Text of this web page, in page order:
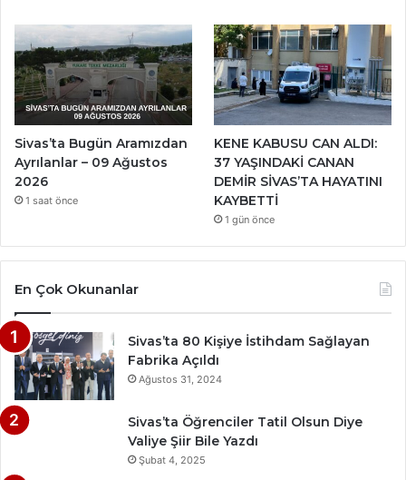
Sivas’ta Bugün Aramızdan
Ayrılanlar – 09 Ağustos
2026
1 saat önce
KENE KABUSU CAN ALDI:
37 YAŞINDAKİ CANAN
DEMİR SİVAS’TA HAYATINI
KAYBETTİ
1 gün önce
En Çok Okunanlar
Sivas’ta 80 Kişiye İstihdam Sağlayan
Fabrika Açıldı
Ağustos 31, 2024
Sivas’ta Öğrenciler Tatil Olsun Diye
Valiye Şiir Bile Yazdı
Şubat 4, 2025